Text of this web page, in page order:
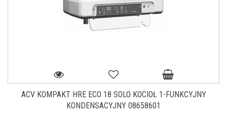
ACV KOMPAKT HRE ECO 18 SOLO KOCIOŁ 1-FUNKCYJNY
KONDENSACYJNY 08658601